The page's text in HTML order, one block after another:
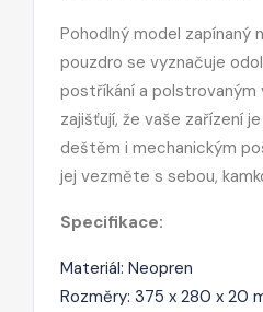
Pohodlný model zapínaný
pouzdro se vyznačuje
postříkání a polstrovaným
zajišťují, že vaše zařízení
deštěm i mechanickým
jej vezměte s sebou,
Specifikace:
Materiál: Neopren
Rozměry: 375 x 280 x 20